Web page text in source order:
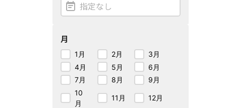
月
1月 2月
3月
4月
5月
6月
7月
8月
9月
10
月
11月 12月